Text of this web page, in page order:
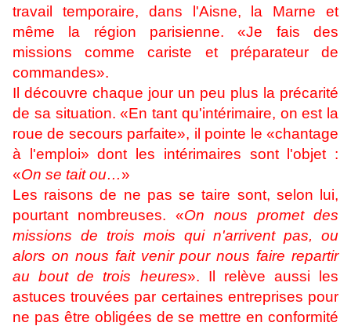
travail temporaire, dans l'Aisne, la Marne et
même la région parisienne. «Je fais des
missions comme cariste et préparateur de
commandes».
Il découvre chaque jour un peu plus la précarité
de sa situation. «En tant qu'intérimaire, on est la
roue de secours parfaite», il pointe le «chantage
à l'emploi» dont les intérimaires sont l'objet :
«On se tait ou…»
Les raisons de ne pas se taire sont, selon lui,
pourtant nombreuses. «On nous promet des
missions de trois mois qui n'arrivent pas, ou
alors on nous fait venir pour nous faire repartir
au bout de trois heures». Il relève aussi les
astuces trouvées par certaines entreprises pour
ne pas être obligées de se mettre en conformité